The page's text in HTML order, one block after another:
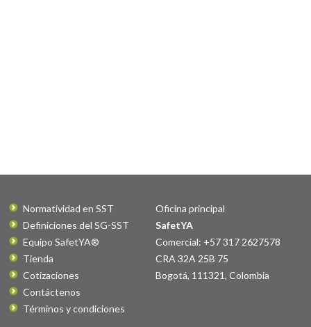
Normatividad en SST
Definiciones del SG-SST
Equipo SafetYA®
Tienda
Cotizaciones
Contáctenos
Términos y condiciones
Oficina principal
SafetYA
Comercial: +57 317 2627578
CRA 32A 25B 75
Bogotá, 111321, Colombia